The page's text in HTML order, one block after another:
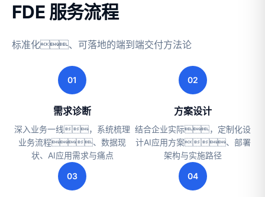
FDE 服务流程
标准化、可落地的端到端交付方法论
01
需求诊断
深入业务一线，系统梳理
业务流程、数据现
状、AI应用需求与痛点
02
方案设计
结合企业实际，定制化设
计AI应用方案、部署
架构与实施路径
03 04